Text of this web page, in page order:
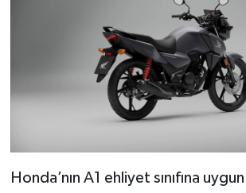
Honda’nın A1 ehliyet sınıfına